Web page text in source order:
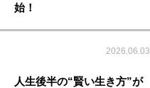
始！
2026.06.03
人生後半の“賢い生き方”が